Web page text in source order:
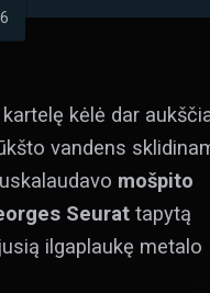
kėlė dar
vandens
mošpito
Seurat tapytą
ilgaplaukę metalo